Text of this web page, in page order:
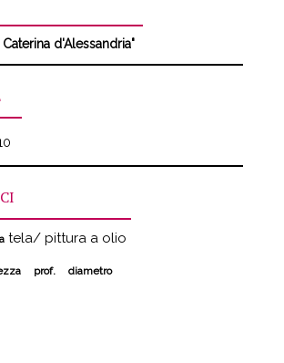
Caterina d'Alessandria"
tela/ pittura a olio
prof. diametro